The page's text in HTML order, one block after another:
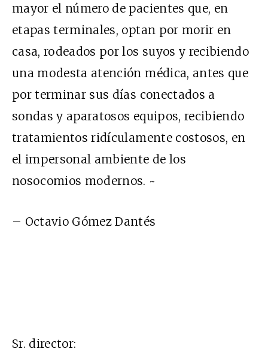
mayor el número de pacientes que, en
etapas terminales, optan por morir en
casa, rodeados por los suyos y recibiendo
una modesta atención médica, antes que
por terminar sus días conectados a
sondas y aparatosos equipos, recibiendo
tratamientos ridículamente costosos, en
el impersonal ambiente de los
nosocomios modernos. ~
– Octavio Gómez Dantés
Sr. director: